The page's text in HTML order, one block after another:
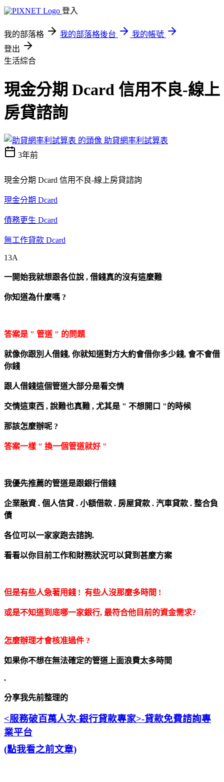
登入
我的部落格 我的部落格後台
我的帳號
登出
生活綜合
現金分期 Dcard 信用不良-線上
房貸諮詢
助貸網率利試算表
3年前
現金分期 Dcard 信用不良-線上房貸諮詢
現金分期 Dcard
債務更生 Dcard
無工作貸款 Dcard
13A
一開始我就想跟各位說 , 借錢真的沒有這麼難
你知道為什麼嗎 ?
答案是 " 管道 " 的問題
就像你跟別人借錢, 你就知道對方大約會借你多少錢, 會不會借
你錢
跟人借錢這個管道大部分是看交情
交情這東西 , 說難也真難 , 尤其是 " 不想開口 "的時候
那該怎麼辦呢 ?
答案一樣 " 換一個管道就好 "
我優先推薦的管道是跟銀行借錢
企業融資 . 個人信貸 . 小額借款 . 房屋貸款 . 汽車貸款 . 整合負
債
各位可以一家家跑去諮詢.
看看以你目前工作和財務狀況可以貸到甚麼方案
但是有些人急著用錢 ! 有些人沒那麼多時間 !
或是不知道到底哪一家銀行, 最符合他目前的資金需求?
怎麼辦理才會核准過件 ?
如果你不想在無法確定的管道上面浪費太多時間
.
分享我先前整理的
<服務破百萬人次-銀行貸款專家>-貸款免費諮詢專
業平台
(點我看之前文章)